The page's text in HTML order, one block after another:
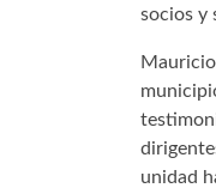
socios y
unidad